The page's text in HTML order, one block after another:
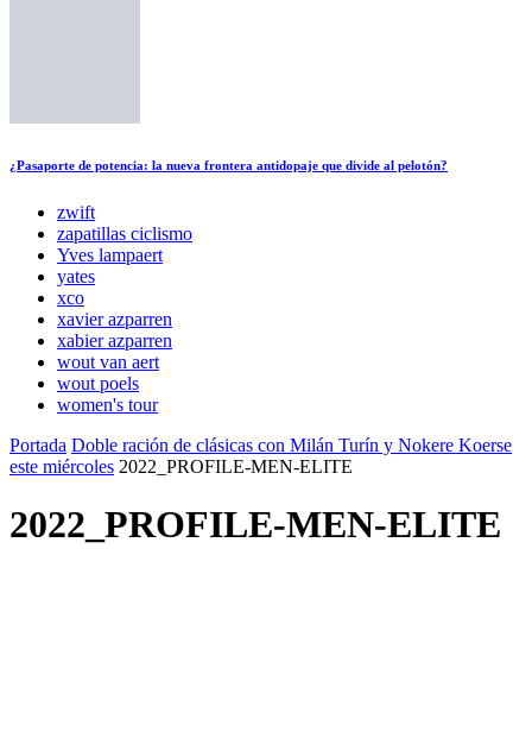
¿Pasaporte de potencia: la nueva frontera antidopaje que divide al pelotón?
zwift
zapatillas ciclismo
Yves lampaert
yates
xco
xavier azparren
xabier azparren
wout van aert
wout poels
women's tour
Portada Doble ración de clásicas con Milán Turín y Nokere Koerse
este miércoles 2022_PROFILE-MEN-ELITE
2022_PROFILE-MEN-ELITE